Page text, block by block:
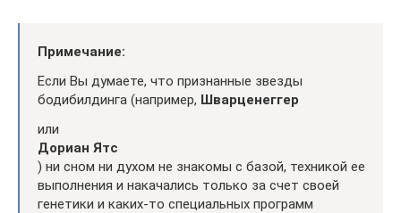
Примечание:
Если Вы думаете, что признанные звезды
бодибилдинга (например, Шварценеггер
или
Дориан Ятс
) ни сном ни духом не знакомы с базой, техникой ее
выполнения и накачались только за счет своей
генетики и каких-то специальных программ